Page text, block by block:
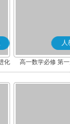
化
人
高一数学必修 第